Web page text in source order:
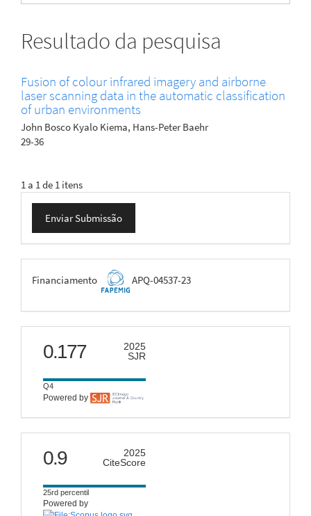
Resultado da pesquisa
Fusion of colour infrared imagery and airborne
laser scanning data in the automatic classification
of urban environments
John Bosco Kyalo Kiema, Hans-Peter Baehr
29-36
1 a 1 de 1 itens
Enviar
Submissão
Enviar Submissão
FAPEMIG
Financiamento APQ-04537-23
scimago
0.177
2025
SJR
Q4
Powered by
citescore
0.9
2025
CiteScore
25rd percentil
Powered by